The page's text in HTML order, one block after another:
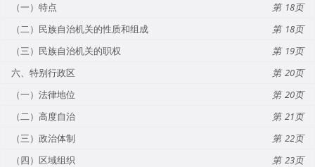
（一）特点
18
（二）民族自治机关的性质和组成
18
（三）民族自治机关的职权
19
六、特别行政区
20
（一）法律地位
20
（二）高度自治
21
（三）政治体制
22
（四）区域组织
23